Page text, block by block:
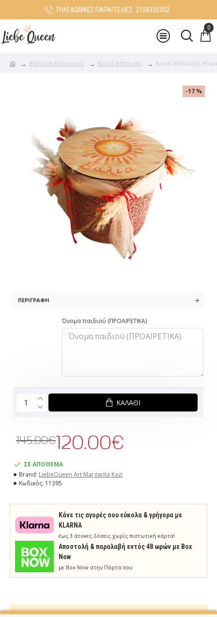
ΤΗΛΕΦΩΝΙΚΕΣ ΠΑΡΑΓΓΕΛΙΕΣ: 2108326352
0
Βάπτιση Κοριτσιού Κουτί Βάπτισης Κουτί Βάπτισης
-17 %
ΠΕΡΙΓΡΑΦΉ
ΣΕ ΑΠΟΘΕΜΑ
Brand: LiebeQueen Art Margarita Kazi
Κωδικός: 11395
120.00€
145.00€
Όνομα παιδιού (ΠΡΟΑΙΡΕΤΙΚΑ)
ΚΑΛΆΘΙ
Κάνε τις αγορές σου εύκολα & γρήγορα με
KLARNA
έως 3 άτοκες δόσεις χωρίς πιστωτική κάρτα!
Aποστολή & παραλαβή εντός 48 ωρών με Box
Now
με Box Now στην Πόρτα σου